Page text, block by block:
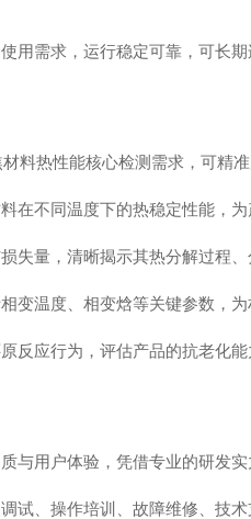
用需求，运行稳定可靠，可长
料热性能核心检测需求，可精
在不同温度下的热稳定性能，
失量，清晰揭示其热分解过程
变温度、相变焓等关键参数，为
反应行为，评估产品的抗老化
与用户体验，凭借专业的研发
、操作培训、故障维修、技